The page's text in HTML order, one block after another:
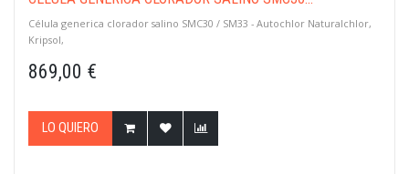
Célula generica clorador salino SMC30 / SM33 - Autochlor Naturalchlor,
Kripsol,
869,00 €
LO QUIERO